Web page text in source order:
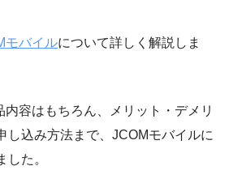
モバイルについて詳しく解説しま
容はもちろん、メリット・デメリ
し込み方法まで、JCOMモバイルに
した。